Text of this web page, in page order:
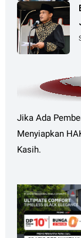
Jika Ada
Menyiapkan
Kasih.